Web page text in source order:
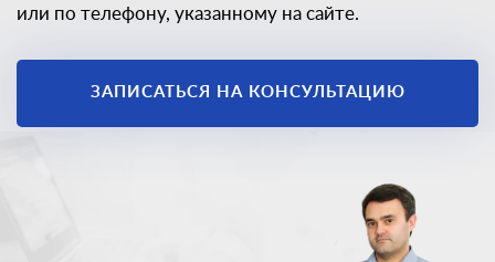
Единственный
законный способ
или по телефону, указанному на сайте.
ЗАПИСАТЬСЯ НА КОНСУЛЬТАЦИЮ